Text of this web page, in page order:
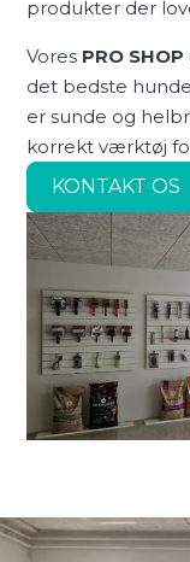
produkter der
Vores PRO SHOP
det bedste
er sunde og
korrekt værktøj
KONTAKT OS